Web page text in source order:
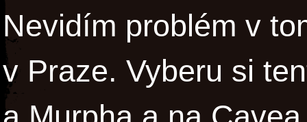
Nevidím problém v
v Praze. Vyberu si